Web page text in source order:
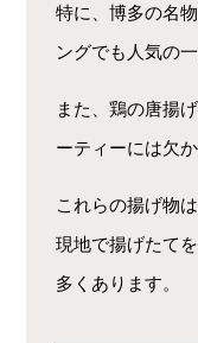
特に、博多の名
ングでも人気の一
また、鶏の唐揚
ーティーには欠か
これらの揚げ物
現地で揚げたて
多くあります。